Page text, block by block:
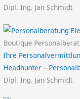
Dipl. Ing. Jan Schmidt
Boutique
Ihre
Headhunter –
Dipl. Ing. Jan Schmidt